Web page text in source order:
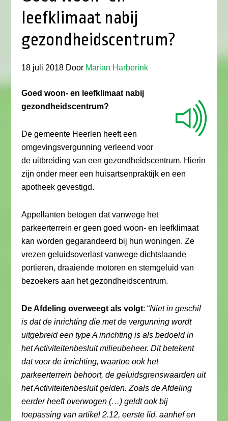
leefklimaat nabij
gezondheidscentrum?
18 juli 2018 Door Marian Harberink
Goed woon- en leefklimaat nabij
gezondheidscentrum?
De gemeente Heerlen heeft een
omgevingsvergunning verleend voor
de uitbreiding van een gezondheidscentrum. Hierin
zijn onder meer een huisartsenpraktijk en een
apotheek gevestigd.
Appellanten betogen dat vanwege het
parkeerterrein er geen goed woon- en leefklimaat
kan worden gegarandeerd bij hun woningen. Ze
vrezen geluidsoverlast vanwege dichtslaande
portieren, draaiende motoren en stemgeluid van
bezoekers aan het gezondheidscentrum.
De Afdeling overweegt als volgt: “Niet in geschil
is dat de inrichting die met de vergunning wordt
uitgebreid een type A inrichting is als bedoeld in
het Activiteitenbesluit milieubeheer. Dit betekent
dat voor de inrichting, waartoe ook het
parkeerterrein behoort, de geluidsgrenswaarden uit
het Activiteitenbesluit gelden. Zoals de Afdeling
eerder heeft overwogen (…) geldt ook bij
toepassing van artikel 2.12, eerste lid, aanhef en